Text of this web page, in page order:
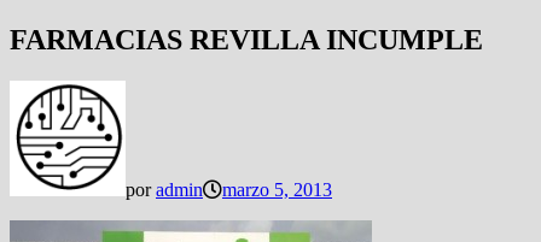
FARMACIAS REVILLA INCUMPLE
poradmin marzo 5, 2013